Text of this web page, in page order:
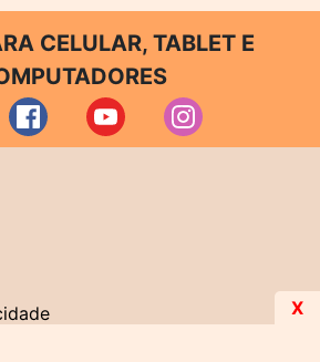
CELULAR, TABLET E
X